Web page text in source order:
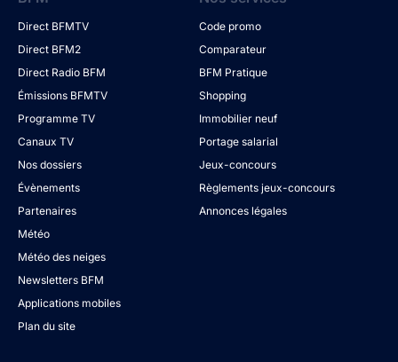
Direct BFMTV
Direct BFM2
Direct Radio BFM
Émissions BFMTV
Programme TV
Canaux TV
Nos dossiers
Évènements
Partenaires
Météo
Météo des neiges
Newsletters BFM
Applications mobiles
Plan du site
Code promo
Comparateur
BFM Pratique
Shopping
Immobilier neuf
Portage salarial
Jeux-concours
Règlements jeux-concours
Annonces légales